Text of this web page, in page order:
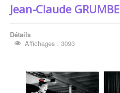
Jean-Claude
Détails
Affichages : 3093